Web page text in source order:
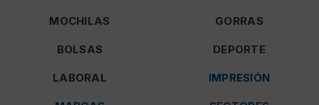
MOCHILAS GORRAS
BOLSAS DEPORTE
LABORAL IMPRESIÓN